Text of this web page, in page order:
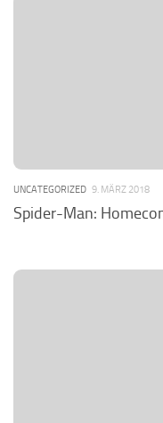
UNCATEGORIZED 9. MÄRZ 2018
Spider-Man: